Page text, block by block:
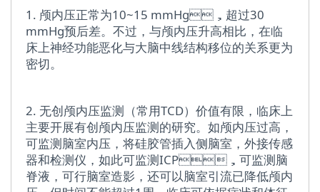
1. 颅内压正常为10~15 mmHg，超过30
mmHg预后差。不过，与颅内压升高相比，在临
床上神经功能恶化与大脑中线结构移位的关系更为
密切。
2. 无创颅内压监测（常用TCD）价值有限，临床上
主要开展有创颅内压监测的研究。如颅内压过高，
可监测脑室内压，将硅胶管插入侧脑室，外接传感
器和检测仪，如此可监测ICP，可监测脑
脊液，可行脑室造影，还可以脑室引流已降低颅内